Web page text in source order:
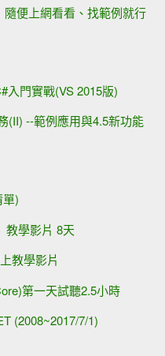
便上網看看、找範例就行
入門實戰(VS 2015版)
(II) --範例應用與4.5新功能
)
教學影片 8天
教學影片
第一天試聽2.5小時
(2008~2017/7/1)